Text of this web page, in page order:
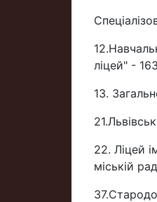
ліцей" -
13.
22. Ліцей
міській